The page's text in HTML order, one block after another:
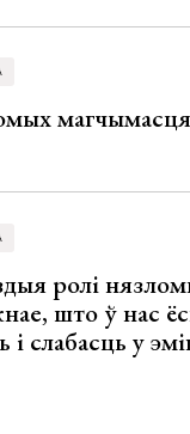
ролі
што ў нас
слабасць у